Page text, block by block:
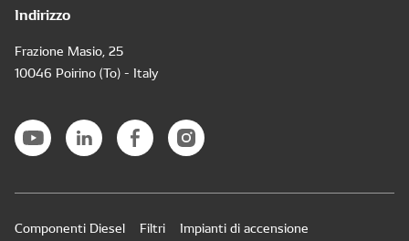
Indirizzo
Frazione Masio, 25
10046 Poirino (To) - Italy
Componenti Diesel Filtri Impianti di accensione